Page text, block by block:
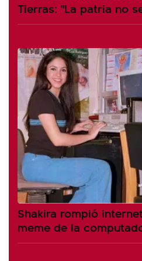
Tierras: "La patria no
Shakira rompió
meme de la